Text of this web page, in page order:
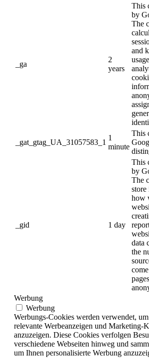
_ga
2
years
This
by
The
and
_gat_gtag_UA_31057583_1
1
minute
This
_gid 1 day
This
by
The
how
data
the
Werbung
Werbung
Werbungs-Cookies werden verwendet,
relevante Werbeanzeigen und Marketing-
anzuzeigen. Diese Cookies verfolgen
verschiedene Webseiten hinweg und
um Ihnen personalisierte Werbung